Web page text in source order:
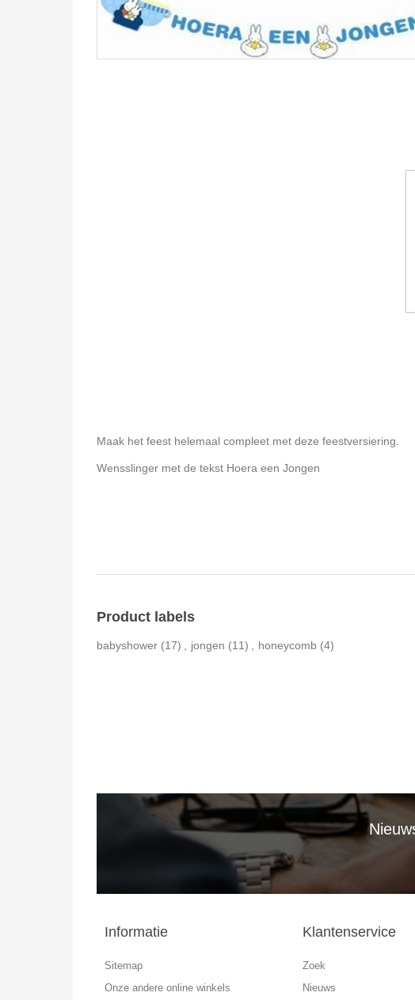
Maak het feest helemaal compleet met deze feestversiering.
Wensslinger met de tekst Hoera een Jongen
Product labels
babyshower (17) jongen (11) honeycomb (4)
Informatie
Sitemap
Onze andere online winkels
Klantenservice
Zoek
Nieuws